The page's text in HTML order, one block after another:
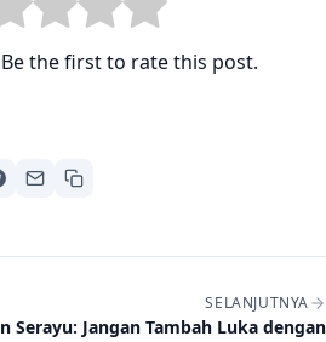
the first to rate this post.
SELANJUTNYA
Serayu: Jangan Tambah Luka dengan